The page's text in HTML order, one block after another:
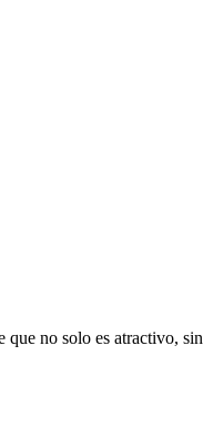
no solo es atractivo,